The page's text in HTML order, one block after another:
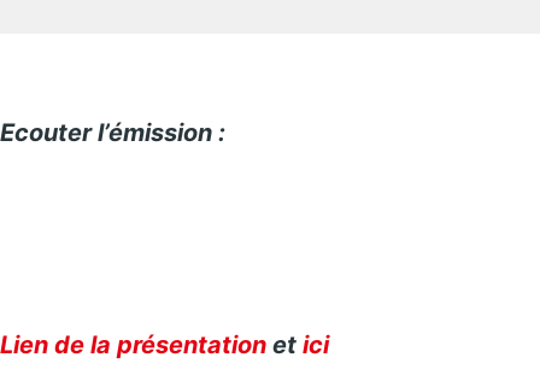
Ecouter l’émission :
Lien de la présentation et ici